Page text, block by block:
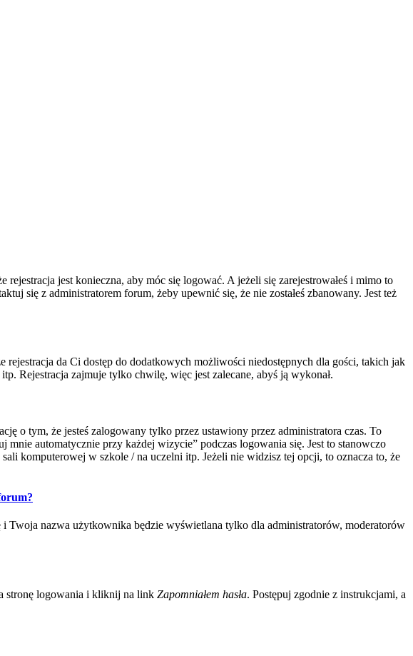
jest konieczna, aby móc się logować. A jeżeli się zarejestrowałeś i mimo to
się z administratorem forum, żeby upewnić się, że nie zostałeś zbanowany. Jest też
da Ci dostęp do dodatkowych możliwości niedostępnych dla gości, takich jak
Rejestracja zajmuje tylko chwilę, więc jest zalecane, abyś ją wykonał.
o tym, że jesteś zalogowany tylko przez ustawiony przez administratora czas. To
automatycznie przy każdej wizycie” podczas logowania się. Jest to stanowczo
komputerowej w szkole / na uczelni itp. Jeżeli nie widzisz tej opcji, to oznacza to, że
i Twoja nazwa użytkownika będzie wyświetlana tylko dla administratorów, moderatorów
stronę logowania i kliknij na link Zapomniałem hasła. Postępuj zgodnie z instrukcjami, a